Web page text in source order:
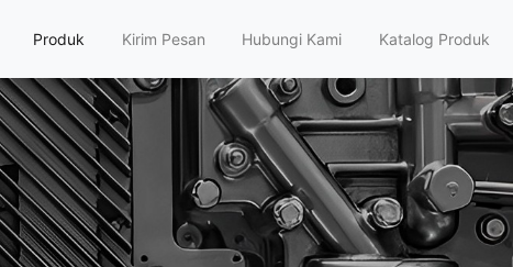
Produk Kirim Pesan Hubungi Kami Katalog Produk